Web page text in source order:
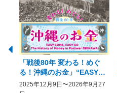
「戦後80年 変わる！めぐ
る！沖縄のお金」“EASY
COME, EASY GO － The
2025年12月9日〜2026年9月27